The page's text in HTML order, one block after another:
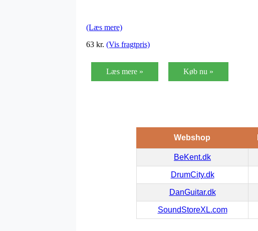
(Læs mere)
63 kr. (Vis fragtpris)
Læs mere » Køb nu »
Webshop
BeKent.dk
DrumCity.dk
DanGuitar.dk
SoundStoreXL.com